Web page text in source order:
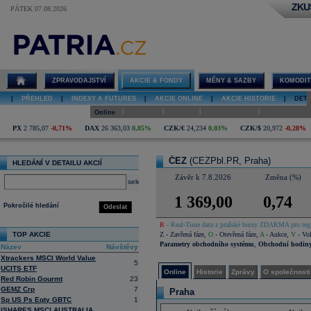
PÁTEK 07.08.2026
ČEZ online
ZPRAVODAJSTVÍ AKCIE & FONDY MĚNY & SAZBY
PŘEHLED INDEXY A FUTURES AKCIE ONLINE AKCIE HISTORIE
Online
PX 2 785,07 -0,71% DAX 26 363,03 0,85% CZK/€ 24,234 0,03% CZK/$ 20,972 -0,28%
HLEDÁNÍ V DETAILU AKCIÍ
select
Odeslat
Pokročilé hledání
TOP AKCIE
Název
Návštěvy
Xtrackers MSCI World Value
UCITS ETF
5
Red Robin Gourmt
23
GEMZ Crp
7
Sp US Ps Eqty GBTC
1
ČEZ (CEZPbl.PR, Praha)
Závěr k 7.8.2026 Změna (%)
1 369,00 0,74
R - Real-Time data z pražské burzy ZDARMA pro
Z - Zavřená fáze O - Otevřená fáze A - Aukce V -
Parametry obchodního systému
Obchodní
Online Historie Zprávy O společnosti
Praha